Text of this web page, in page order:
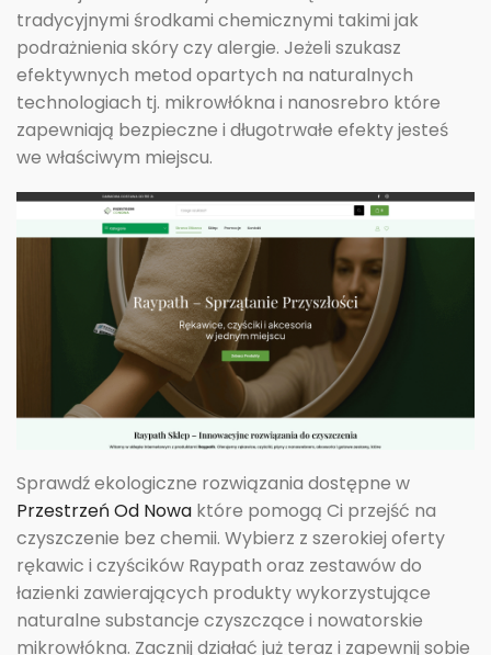
tradycyjnymi środkami chemicznymi takimi jak
podrażnienia skóry czy alergie. Jeżeli szukasz
efektywnych metod opartych na naturalnych
technologiach tj. mikrowłókna i nanosrebro które
zapewniają bezpieczne i długotrwałe efekty jesteś
we właściwym miejscu.
Sprawdź ekologiczne rozwiązania dostępne w
Przestrzeń Od Nowa które pomogą Ci przejść na
czyszczenie bez chemii. Wybierz z szerokiej oferty
rękawic i czyścików Raypath oraz zestawów do
łazienki zawierających produkty wykorzystujące
naturalne substancje czyszczące i nowatorskie
mikrowłókna. Zacznij działać już teraz i zapewnij sobie